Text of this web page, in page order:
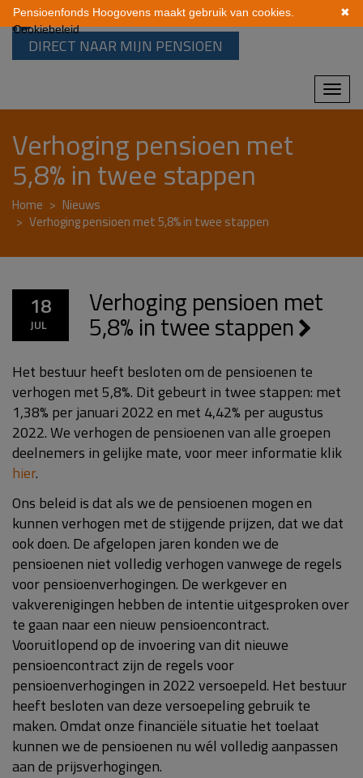
DIRECT NAAR MIJN PENSIOEN
Verhoging pensioen met
5,8% in twee stappen
Home
Nieuws
Verhoging pensioen met 5,8% in twee stappen
18
JUL
Verhoging pensioen met
5,8% in twee stappen
Het bestuur heeft besloten om de pensioenen te
verhogen met 5,8%. Dit gebeurt in twee stappen: met
1,38% per januari 2022 en met 4,42% per augustus
2022. We verhogen de pensioenen van alle groepen
deelnemers in gelijke mate, voor meer informatie klik
hier.
Ons beleid is dat als we de pensioenen mogen en
kunnen verhogen met de stijgende prijzen, dat we dat
ook doen. De afgelopen jaren konden we de
pensioenen niet volledig verhogen vanwege de regels
voor pensioenverhogingen. De werkgever en
vakverenigingen hebben de intentie uitgesproken over
te gaan naar een nieuw pensioencontract.
Vooruitlopend op de invoering van dit nieuwe
pensioencontract zijn de regels voor
pensioenverhogingen in 2022 versoepeld. Het bestuur
heeft besloten van deze versoepeling gebruik te
maken. Omdat onze financiële situatie het toelaat
kunnen we de pensioenen nu wél volledig aanpassen
aan de prijsverhogingen.
✖
Pensioenfonds Hoogovens maakt gebruik van cookies.
Cookiebeleid